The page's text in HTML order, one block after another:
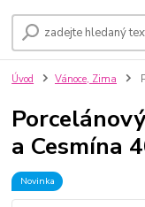
Úvod Vánoce, Zima
a Cesmína
Novinka